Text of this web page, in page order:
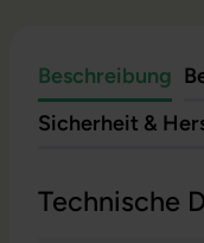
Beschreibung
Sicherheit &
Technische